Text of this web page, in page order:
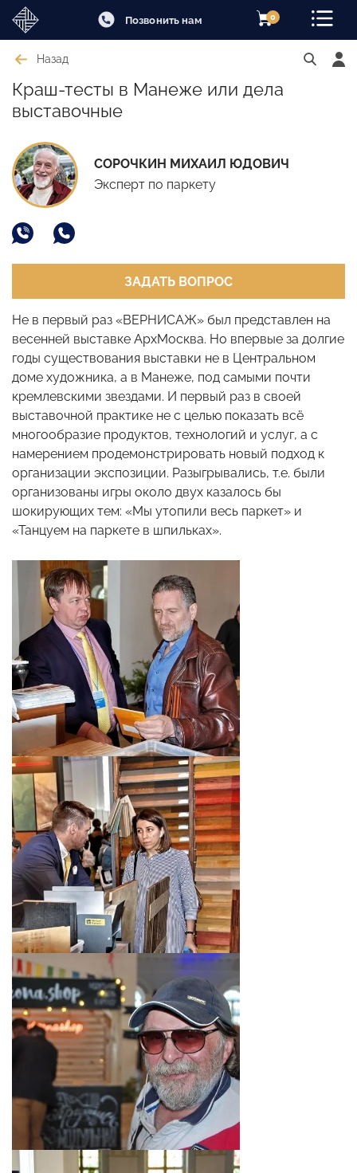
Позвонить нам 0
Назад
Краш-тесты в Манеже или дела
выставочные
СОРОЧКИН МИХАИЛ ЮДОВИЧ
Эксперт по паркету
ЗАДАТЬ ВОПРОС
Не в первый раз «ВЕРНИСАЖ» был представлен на
весенней выставке АрхМосква. Но впервые за долгие
годы существования выставки не в Центральном
доме художника, а в Манеже, под самыми почти
кремлевскими звездами. И первый раз в своей
выставочной практике не с целью показать всё
многообразие продуктов, технологий и услуг, а с
намерением продемонстрировать новый подход к
организации экспозиции. Разыгрывались, т.е. были
организованы игры около двух казалось бы
шокирующих тем: «Мы утопили весь паркет» и
«Танцуем на паркете в шпильках».